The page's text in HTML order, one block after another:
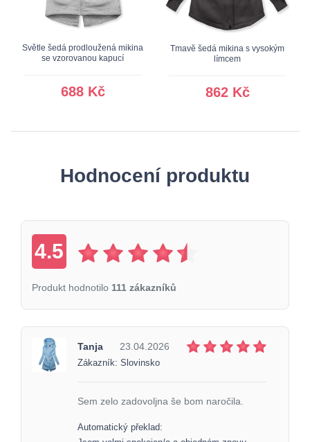
Světle šedá prodloužená mikina
se vzorovanou kapucí
688 Kč
Tmavě šedá mikina s vysokým
límcem
862 Kč
Hodnocení produktu
4.5
Produkt hodnotilo 111 zákazníků
Tanja 23.04.2026
Zákazník: Slovinsko
Sem zelo zadovoljna še bom naročila.
Automatický překlad: